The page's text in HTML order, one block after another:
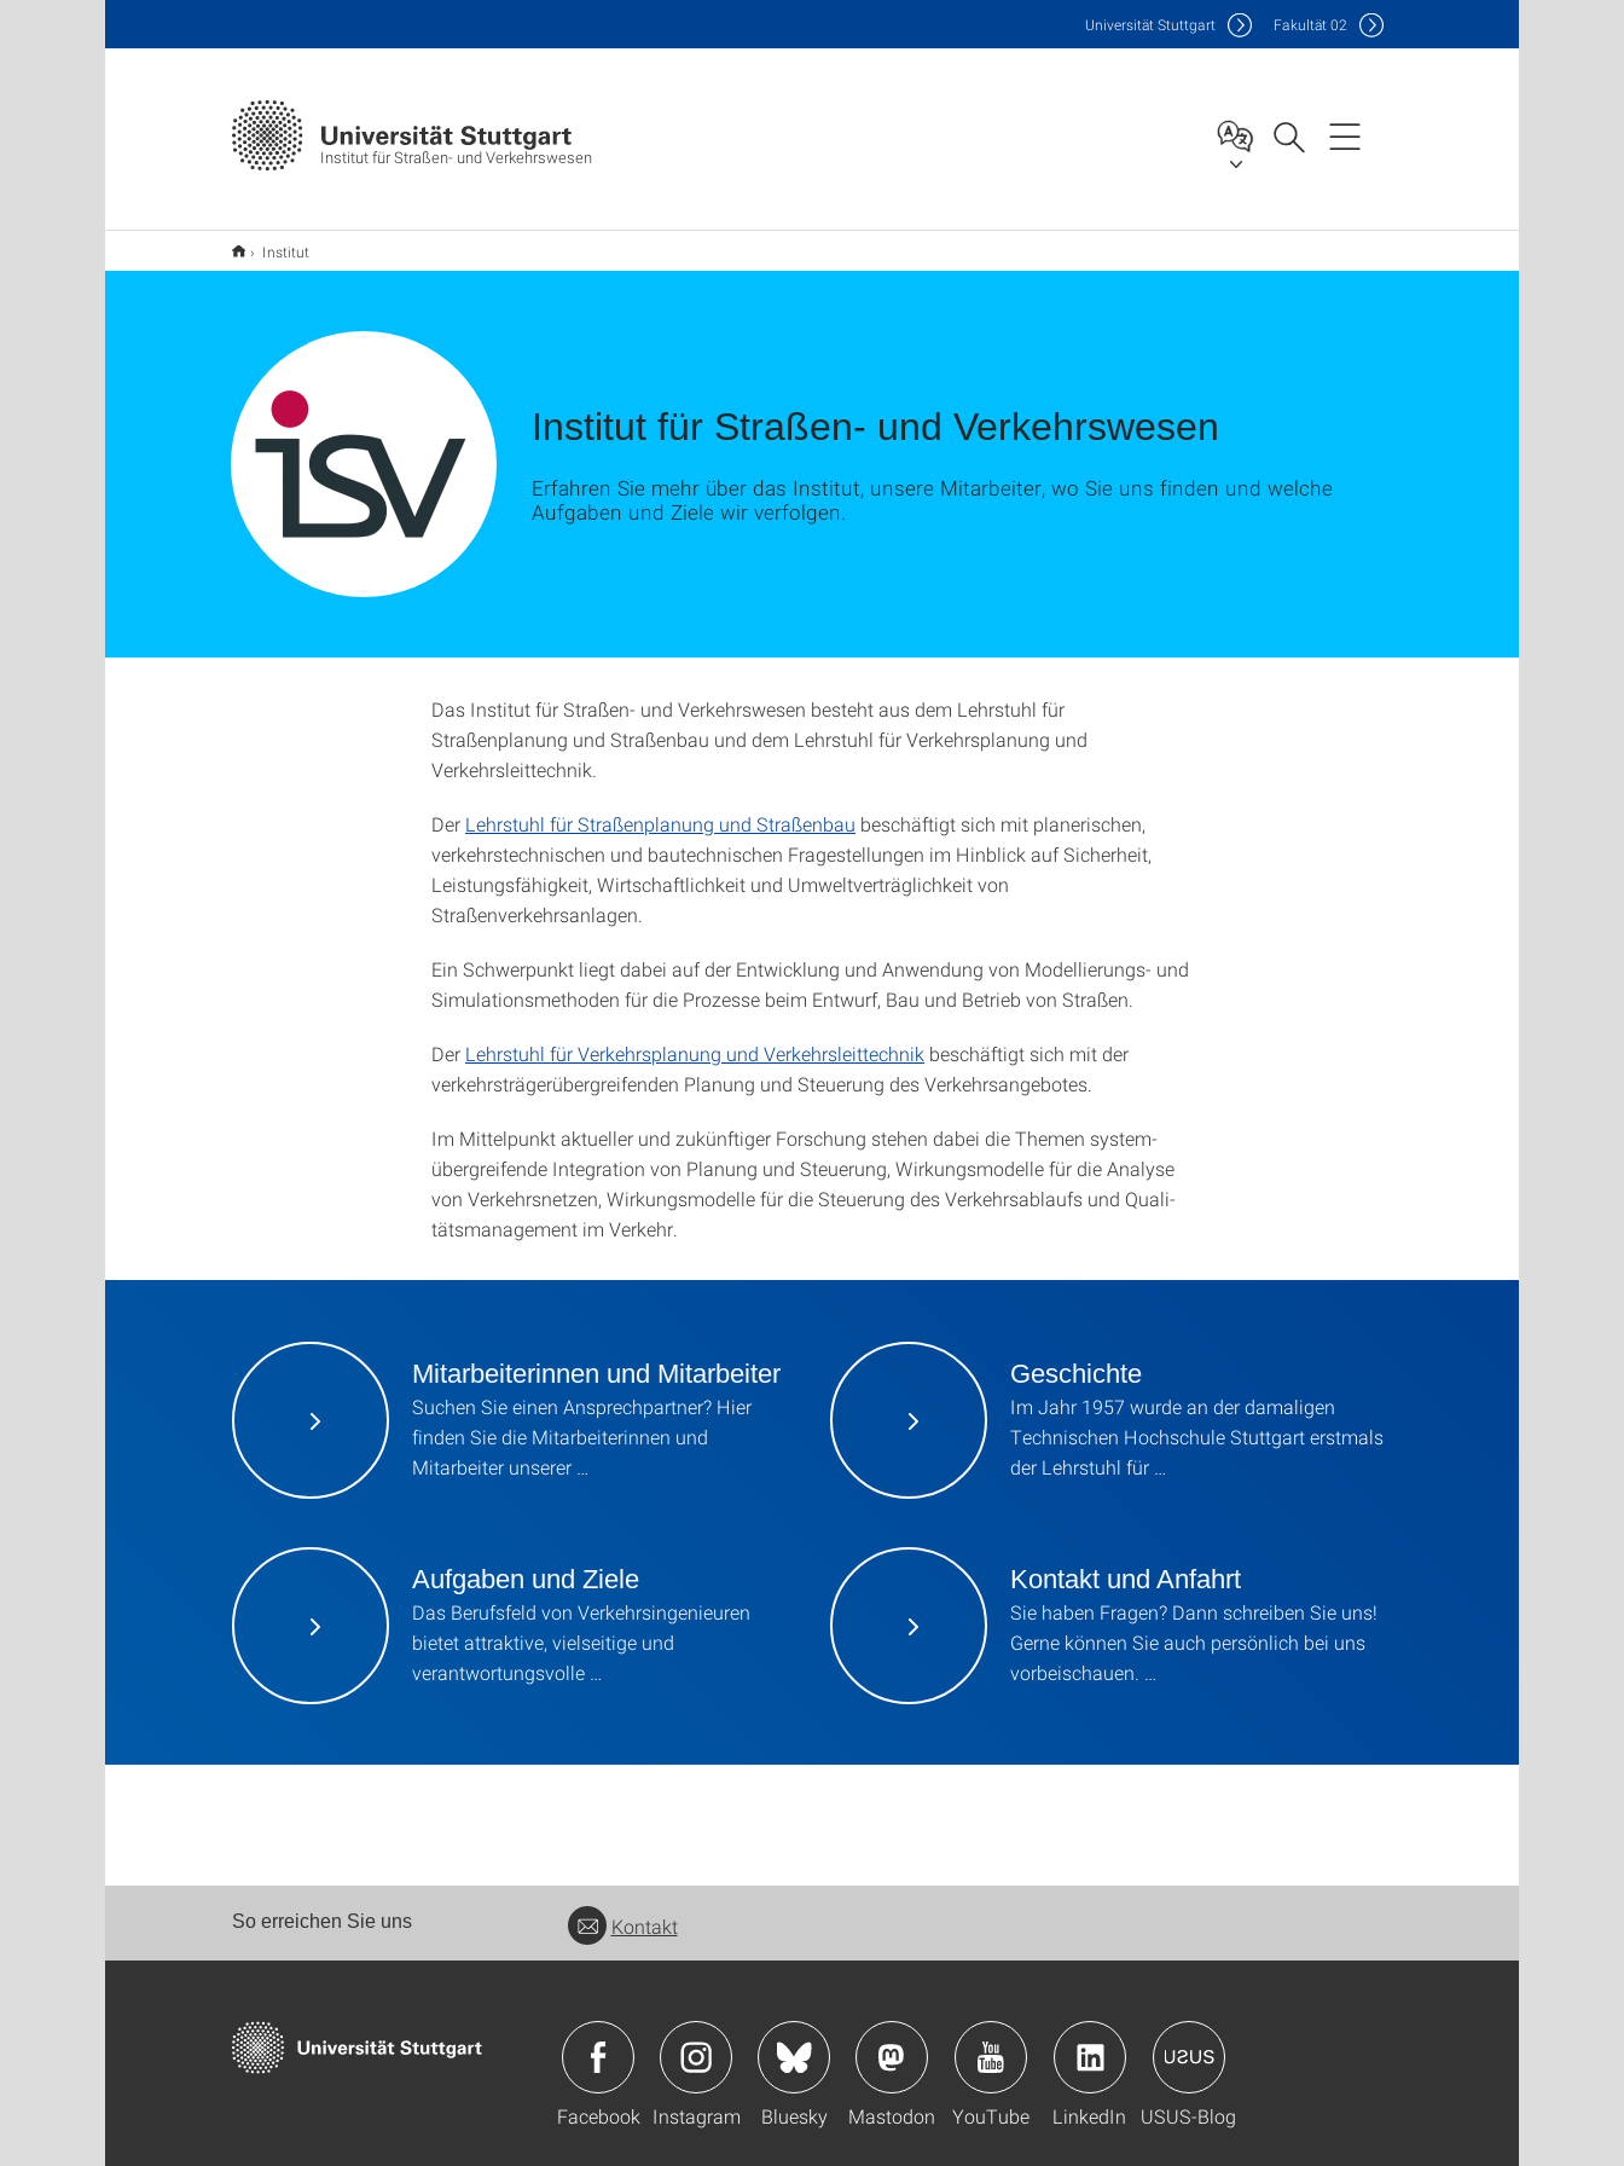
Institut für Straßen- und Verkehrswesen
Universität Stuttgart Fakultät02
Institut
Institut für Straßen- und Verkehrswesen
Erfahren Sie mehr über das Institut, unsere Mitarbeiter, wo Sie uns finden und welche
Aufgaben und Ziele wir verfolgen.
Das Institut für Straßen- und Verkehrswesen besteht aus dem Lehrstuhl für
Straßenplanung und Straßenbau und dem Lehrstuhl für Verkehrsplanung und
Verkehrsleittechnik.
Der Lehrstuhl für Straßenplanung und Straßenbau beschäftigt sich mit planerischen,
verkehrstechnischen und bautechnischen Fragestellungen im Hinblick auf Sicherheit,
Leistungsfähigkeit, Wirtschaftlichkeit und Umweltverträglichkeit von
Straßenverkehrsanlagen.
Ein Schwerpunkt liegt dabei auf der Entwicklung und Anwendung von Modellierungs- und
Simulationsmethoden für die Prozesse beim Entwurf, Bau und Betrieb von Straßen.
Der Lehrstuhl für Verkehrsplanung und Verkehrsleittechnik beschäftigt sich mit der
verkehrsträgerübergreifenden Planung und Steuerung des Verkehrsangebotes.
Im Mittelpunkt aktueller und zukünftiger Forschung stehen dabei die Themen system-
übergreifende Integration von Planung und Steuerung, Wirkungsmodelle für die Analyse
von Verkehrsnetzen, Wirkungsmodelle für die Steuerung des Verkehrsablaufs und Quali-
tätsmanagement im Verkehr.
Mitarbeiterinnen und Mitarbeiter
Suchen Sie einen Ansprechpartner? Hier
finden Sie die Mitarbeiterinnen und
Mitarbeiter unserer …
Geschichte
Im Jahr 1957 wurde an der damaligen
Technischen Hochschule Stuttgart erstmals
der Lehrstuhl für …
Aufgaben und Ziele
Das Berufsfeld von Verkehrsingenieuren
bietet attraktive, vielseitige und
verantwortungsvolle …
Kontakt und Anfahrt
Sie haben Fragen? Dann schreiben Sie uns!
Gerne können Sie auch persönlich bei uns
vorbeischauen. …
So erreichen Sie uns Kontakt
Facebook Instagram Bluesky Mastodon YouTube LinkedIn USUS-Blog